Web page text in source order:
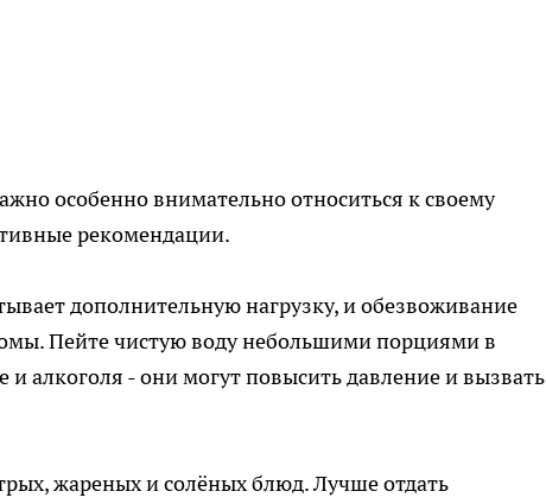
особенно внимательно относиться к своему
рекомендации.
дополнительную нагрузку, и обезвоживание
Пейте чистую воду небольшими порциями в
и алкоголя - они могут повысить давление и вызвать
жареных и солёных блюд. Лучше отдать